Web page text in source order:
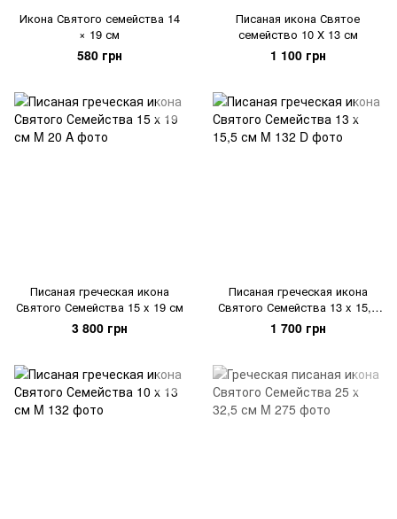
Икона Святого семейства 14
× 19 см
580 грн
Писаная икона Святое
семейство 10 Х 13 см
1 100 грн
Писаная греческая икона
Святого Семейства 15 x 19 см
3 800 грн
Писаная греческая икона
Святого Семейства 13 x 15,5
см
1 700 грн